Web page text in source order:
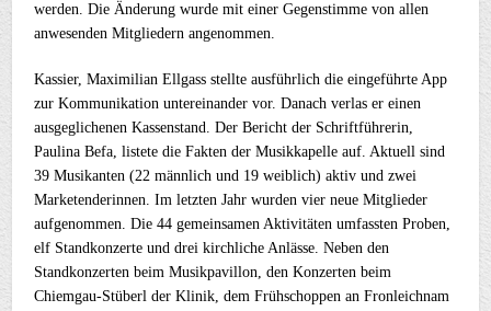
werden. Die Änderung wurde mit einer Gegenstimme von allen
anwesenden Mitgliedern angenommen.
Kassier, Maximilian Ellgass stellte ausführlich die eingeführte App
zur Kommunikation untereinander vor. Danach verlas er einen
ausgeglichenen Kassenstand. Der Bericht der Schriftführerin,
Paulina Befa, listete die Fakten der Musikkapelle auf. Aktuell sind
39 Musikanten (22 männlich und 19 weiblich) aktiv und zwei
Marketenderinnen. Im letzten Jahr wurden vier neue Mitglieder
aufgenommen. Die 44 gemeinsamen Aktivitäten umfassten Proben,
elf Standkonzerte und drei kirchliche Anlässe. Neben den
Standkonzerten beim Musikpavillon, den Konzerten beim
Chiemgau-Stüberl der Klinik, dem Frühschoppen an Fronleichnam